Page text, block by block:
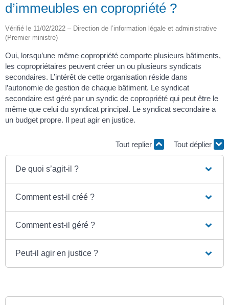
d’immeubles en copropriété ?
Vérifié le 11/02/2022 – Direction de l’information légale et administrative
(Premier ministre)
Oui, lorsqu’une même copropriété comporte plusieurs bâtiments,
les copropriétaires peuvent créer un ou plusieurs syndicats
secondaires. L’intérêt de cette organisation réside dans
l’autonomie de gestion de chaque bâtiment. Le syndicat
secondaire est géré par un syndic de copropriété qui peut être le
même que celui du syndicat principal. Le syndicat secondaire a
un budget propre. Il peut agir en justice.
Tout replier Tout déplier
De quoi s’agit-il ?
Comment est-il créé ?
Comment est-il géré ?
Peut-il agir en justice ?